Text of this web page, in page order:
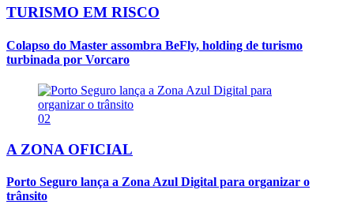
TURISMO EM RISCO
Colapso do Master assombra BeFly, holding de turismo
turbinada por Vorcaro
02
A ZONA OFICIAL
Porto Seguro lança a Zona Azul Digital para organizar o
trânsito